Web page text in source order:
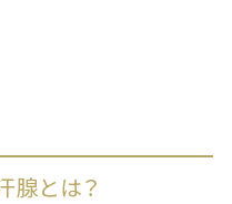
腺とは？